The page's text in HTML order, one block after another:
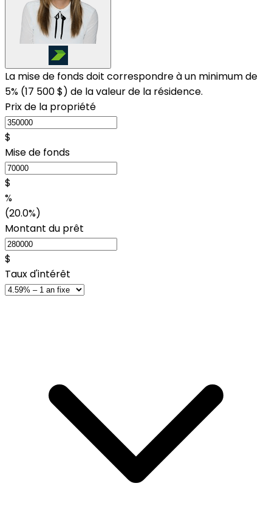
La mise de fonds doit correspondre à un minimum de
5% (17 500 $) de la valeur de la résidence.
Prix de la propriété
$
Mise de fonds
$
%
(20.0%)
Montant du prêt
$
Taux d'intérêt